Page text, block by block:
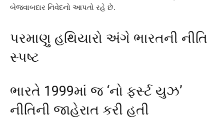
બેજવાબદાર નિવેદનો આપતો રહે છે.
પરમાણુ હથિયારો અંગે ભારતની નીતિ
સ્પષ્ટ
ભારતે 1999માં જ ‘નો ફર્સ્ટ યુઝ’
નીતિની જાહેરાત કરી હતી